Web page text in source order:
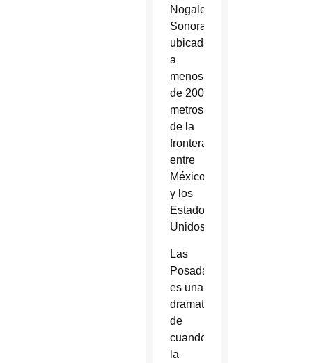
Nogales,
Sonora,
ubicada
a
menos
de 200
metros
de la
frontera
entre
México
y los
Estados
Unidos.
Las
Posadas
es una
dramatización
de
cuando
la